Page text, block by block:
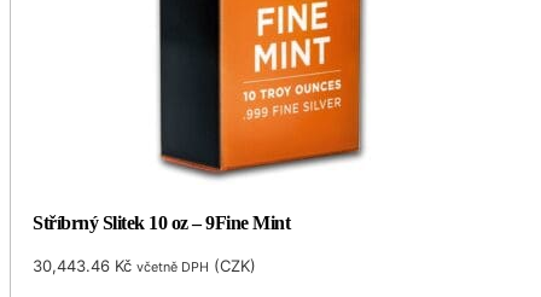
Stříbrný Slitek 10 oz – 9Fine Mint
30,443.46 Kč včetně DPH (CZK)